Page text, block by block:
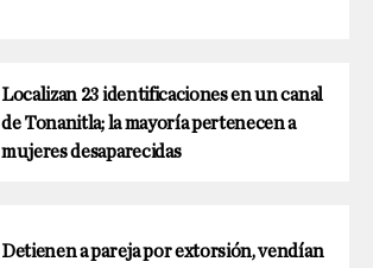
Localizan 23 identificaciones en un canal
de Tonanitla; la mayoría pertenecen a
mujeres desaparecidas
Detienen a pareja por extorsión, vendían